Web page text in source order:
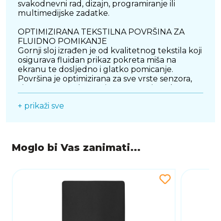
svakodnevni rad, dizajn, programiranje ili
multimedijske zadatke.
OPTIMIZIRANA TEKSTILNA POVRŠINA ZA
FLUIDNO POMIKANJE
Gornji sloj izrađen je od kvalitetnog tekstila koji
osigurava fluidan prikaz pokreta miša na
ekranu te dosljedno i glatko pomicanje.
Površina je optimizirana za sve vrste senzora,
idealan balans između brzine i kontrole, što
detalju. Dugotrajnom upotrebom zadržava
svoja svojstva, čime osigurava pouzdane
STABILNOST KOJA PRATI SVAKI POKRET
+ prikaži sve
Moglo bi Vas zanimati...